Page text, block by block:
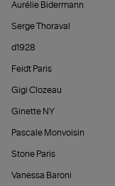
Aurélie Bidermann
Serge Thoraval
d1928
Feidt Paris
Gigi Clozeau
Ginette NY
Pascale Monvoisin
Stone Paris
Vanessa Baroni